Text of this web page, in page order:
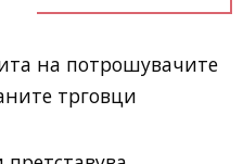
на потрошувачите
трговци